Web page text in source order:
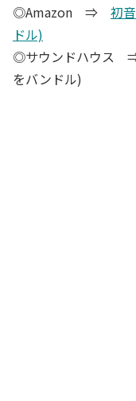
◎Amazon ⇒ 初
ドル)
◎サウンドハウス ⇒
をバンドル)